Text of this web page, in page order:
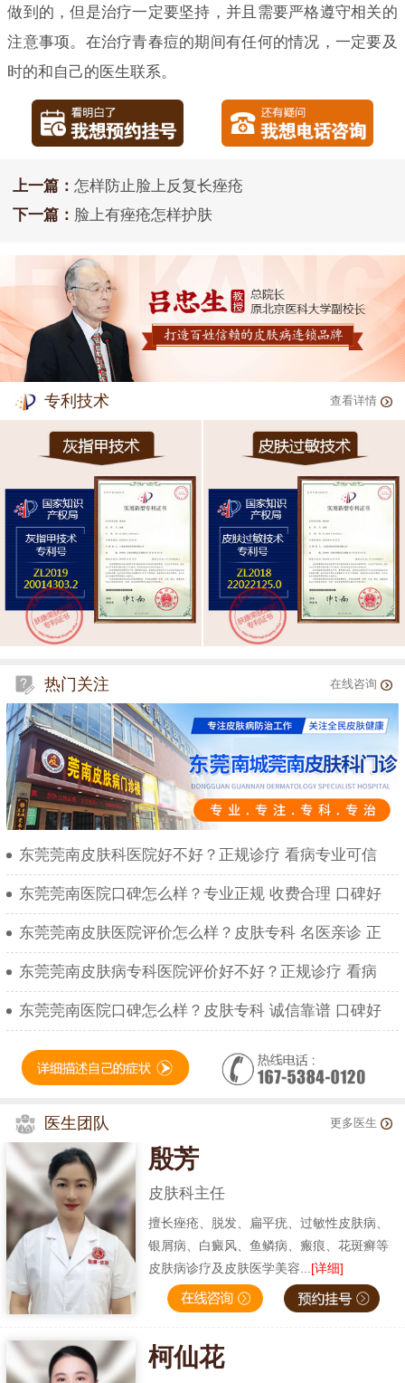
做到的，但是治疗一定要坚持，并且需要严格遵守相关的
注意事项。在治疗青春痘的期间有任何的情况，一定要及
时的和自己的医生联系。
上一篇： 怎样防止脸上反复长痤疮
下一篇： 脸上有痤疮怎样护肤
专利技术 查看详情
热门关注 在线咨询
东莞莞南皮肤科医院好不好？正规诊疗 看病专业可信
东莞莞南医院口碑怎么样？专业正规 收费合理 口碑好
东莞莞南皮肤医院评价怎么样？皮肤专科 名医亲诊 正
东莞莞南皮肤病专科医院评价好不好？正规诊疗 看病
东莞莞南医院口碑怎么样？皮肤专科 诚信靠谱 口碑好
医生团队 更多医生
殷芳
皮肤科主任
擅长痤疮、脱发、扁平疣、过敏性皮肤病、
银屑病、白癜风、鱼鳞病、瘢痕、花斑癣等
皮肤病诊疗及皮肤医学美容... [详细]
柯仙花